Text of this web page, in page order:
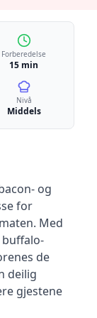
Forberedelse
15 min
Nivå
Middels
og
for
Med
de
deilig
gjestene